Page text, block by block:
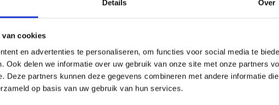
Details Over
van cookies
en advertenties te personaliseren, om functies voor social media te
Ook delen we informatie over uw gebruik van onze site met onze partners
Deze partners kunnen deze gegevens combineren met andere informatie
op basis van uw gebruik van hun services.
Inner Rim Width:22mm-35mm
Includes:(1) CushCore tire insert, (1) 44mm CushCore presta
instructions, and rim stickers.